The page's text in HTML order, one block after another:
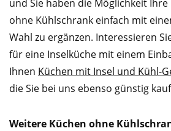
und Sie haben die Möglichkeit
ohne Kühlschrank einfach mit
Wahl zu ergänzen. Interessieren
für eine Inselküche mit einem
Ihnen Küchen mit Insel und Kühl-
die Sie bei uns ebenso günstig
Weitere Küchen ohne